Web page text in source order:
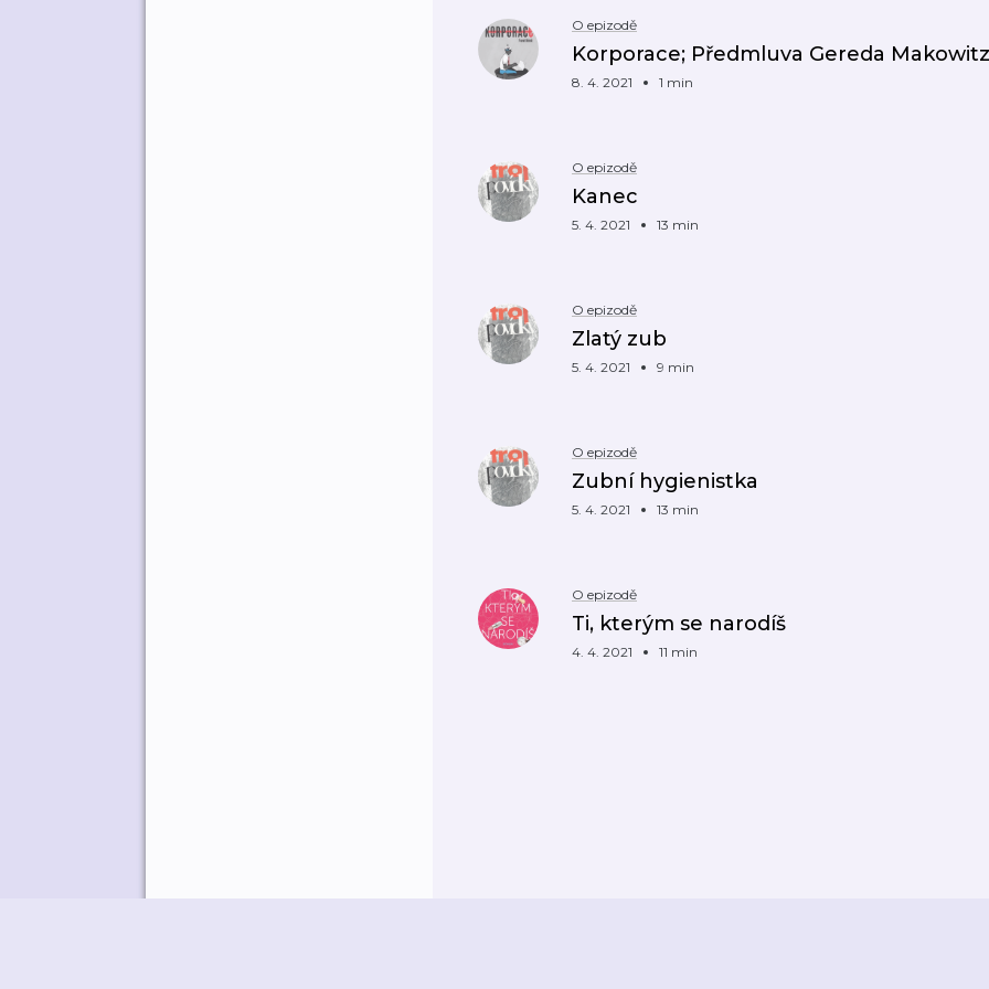
O epizodě
Korporace; Předmluva Gereda
8. 4. 2021 1 min
O epizodě
Kanec
5. 4. 2021 13 min
O epizodě
Zlatý zub
5. 4. 2021 9 min
O epizodě
Zubní hygienistka
5. 4. 2021 13 min
O epizodě
Ti, kterým se narodíš
4. 4. 2021 11 min